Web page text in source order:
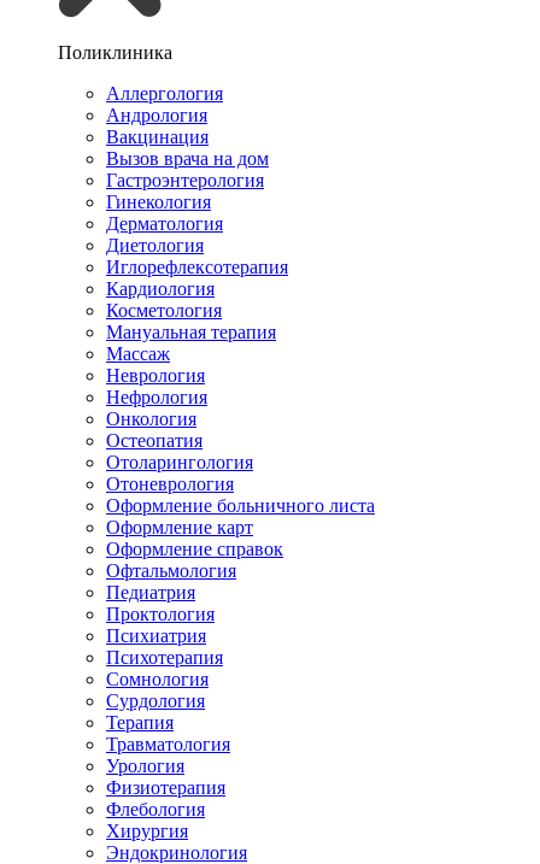
Поликлиника
Аллергология
Андрология
Вакцинация
Вызов врача на дом
Гастроэнтерология
Гинекология
Дерматология
Диетология
Иглорефлексотерапия
Кардиология
Косметология
Мануальная терапия
Массаж
Неврология
Нефрология
Онкология
Остеопатия
Отоларингология
Отоневрология
Оформление больничного листа
Оформление карт
Оформление справок
Офтальмология
Педиатрия
Проктология
Психиатрия
Психотерапия
Сомнология
Сурдология
Терапия
Травматология
Урология
Физиотерапия
Флебология
Хирургия
Эндокринология